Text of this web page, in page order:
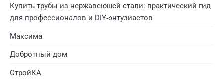
Купить трубы из нержавеющей стали: практический гид
для профессионалов и DIY‑энтузиастов
Максима
Добротный дом
СтройКА